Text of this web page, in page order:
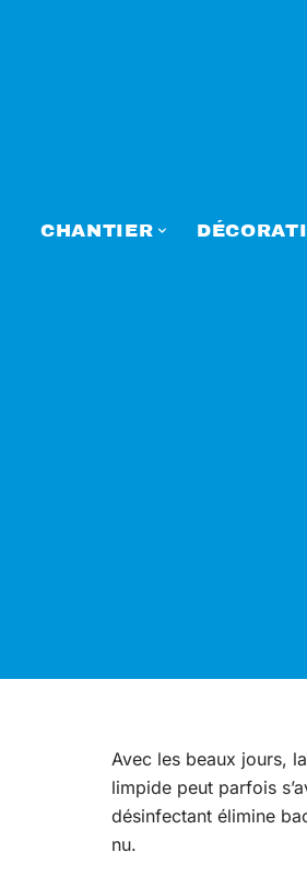
CHANTIER
Avec les beaux jours,
limpide peut parfois
désinfectant élimine
nu.